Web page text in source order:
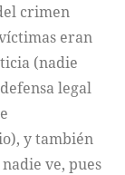
crimen
eran
(nadie
legal
y también
ve, pues